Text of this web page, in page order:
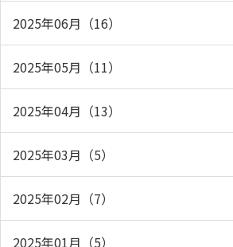
2025年06月（16）
2025年05月（11）
2025年04月（13）
2025年03月（5）
2025年02月（7）
2025年01月（5）